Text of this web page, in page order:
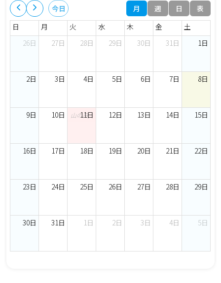
今日 月 週 日
表
日
月 火 水 木 金
土
26日
27日 28日 29日 30日 31日 1日
2日 3日 4日 5日 6日 7日 8日
9日 10日 11日
山の日 12日 13日 14日 15日
16日 17日 18日 19日 20日 21日 22日
23日 24日 25日 26日 27日 28日 29日
30日 31日 1日 2日 3日 4日 5日